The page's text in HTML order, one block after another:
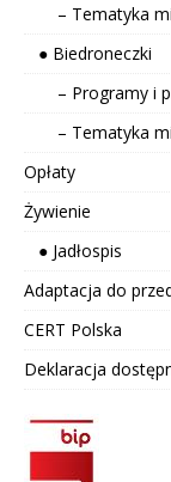
– Tematyka
● Biedroneczki
– Programy i
– Tematyka
Opłaty
Żywienie
● Jadłospis
Adaptacja do
CERT Polska
Deklaracja